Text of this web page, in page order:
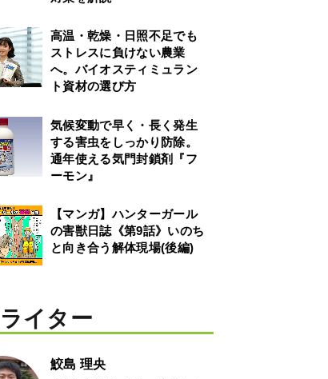
高温・乾燥・日照不足でも
ストレスに負けない農業
へ。バイオスティミュラン
ト資材の選び方
気候変動で早く・長く発生
する害虫をしっかり防除。
通年使える気門封鎖剤『フ
ーモン』
【マンガ】ハンターガール
の害獣日誌《第9話》いのち
と向き合う解体現場(後編)
イター
鮫島 理央